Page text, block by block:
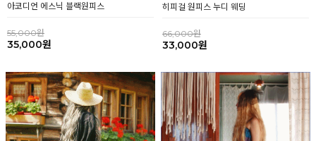
아코디언 에스닉 블랙원피스
55,000원
35,000원
히피걸 원피스 누디 웨딩
66,000원
33,000원